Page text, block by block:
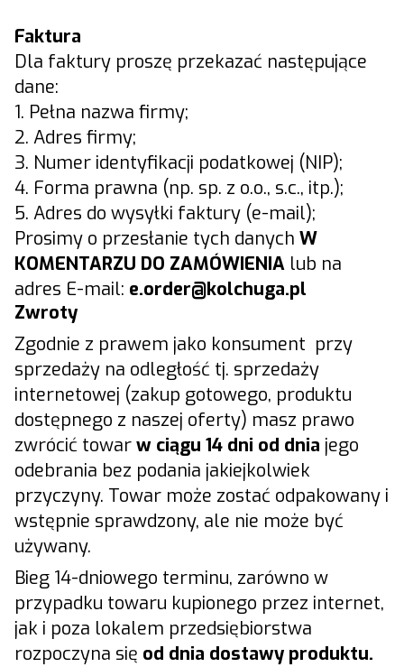
Faktura
Dla faktury proszę przekazać następujące
dane:
1. Pełna nazwa firmy;
2. Adres firmy;
3. Numer identyfikacji podatkowej (NIP);
4. Forma prawna (np. sp. z o.o., s.c., itp.);
5. Adres do wysyłki faktury (e-mail);
Prosimy o przesłanie tych danych W
KOMENTARZU DO ZAMÓWIENIA lub na
adres E-mail: e.order@kolchuga.pl
Zwroty
Zgodnie z prawem jako konsument przy
sprzedaży na odległość tj. sprzedaży
internetowej (zakup gotowego, produktu
dostępnego z naszej oferty) masz prawo
zwrócić towarw ciągu 14 dni od dnia jego
odebrania bez podania jakiejkolwiek
przyczyny. Towar może zostać odpakowany i
wstępnie sprawdzony, ale nie może być
używany.
Bieg 14-dniowego terminu, zarówno w
przypadku towaru kupionego przez internet,
jak i poza lokalem przedsiębiorstwa
rozpoczyna się od dnia dostawy produktu.